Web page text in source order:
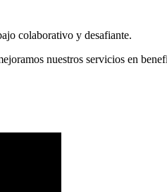
colaborativo y desafiante.
nuestros servicios en